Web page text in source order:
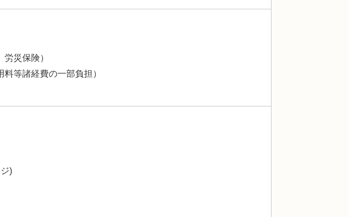
災保険）
等諸経費の一部負担）
)